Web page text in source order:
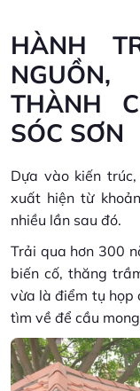
HÀNH
THÀNH
SÓC SƠN
Dựa vào kiến
xuất hiện từ
nhiều lần sau đó.
Trải qua hơn 300
biến cố, thăng
vừa là điểm tụ họp
tìm về để cầu